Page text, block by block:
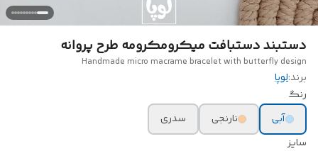
دستبند دستبافت میکرومکرومه طرح پروانه
Handmade micro macrame bracelet with butterfly design
برند:لوپا
رنگ
آبی
نارنجی
سدری
سایز